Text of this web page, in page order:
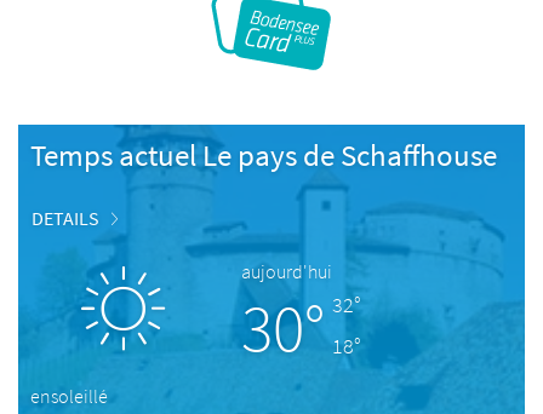
Temps actuel Le pays de Schaffhouse
DETAILS
aujourd'hui
30° 32°
18°
ensoleillé